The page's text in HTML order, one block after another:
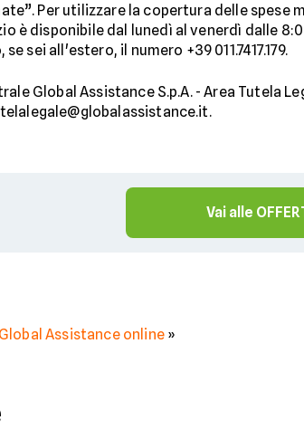
Per utilizzare la copertura delle spese
disponibile dal lunedì al venerdì dalle
sei all'estero, il numero +39 011.7417.179.
Global Assistance S.p.A. - Area Tutela
Vai alle
Global Assistance online»